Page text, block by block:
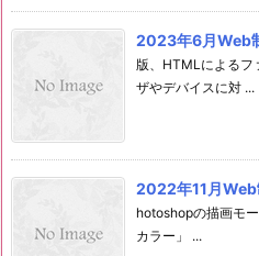
2023年6月Web
版、HTMLによるフ
ザやデバイスに対 ...
2022年11月Web
hotoshopの描画モ
カラー」 ...